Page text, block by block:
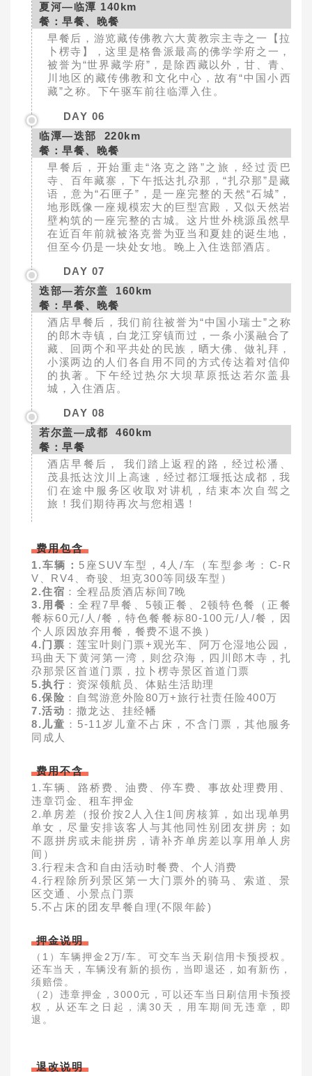
夏河—临潭 140km
餐：早餐、晚餐
早餐后，游览藏传佛教六大黄教宗主寺之一【拉
卜楞寺】，这里是格鲁派最高的佛学学府之一，
被誉为“世界藏学府”，是除西藏以外，甘、青、
川地区的藏传佛教和文化中心，故有“中国小西
藏”之称。下午驱车前往临潭入住。
DAY 06
临潭—迭部 220km
餐：早餐、晚餐
早餐后，开始重走“洛克之路”之旅，经过贡巴
寺、百年藏寨，下午抵达扎尕那，“扎尕那”是藏
语，意为“石匣子”，是一座完整的天然“石城”，
地形既像一座规模宏大的巨型宫殿，又似天然岩
壁构筑的一座完整的古城。这片世外桃源虽然早
在近百年前就被洛克誉为亚当和夏娃的诞生地，
但至今仍是一块处女地。晚上入住迭部酒店。
DAY 07
迭部—若尔盖 160km
餐：早餐、晚餐
酒店早餐后，我们前往被誉为“中国小瑞士”之称
的郎木寺镇，白龙江穿镇而过，一条小溪融合了
藏、回两个和平共处的民族，晒大佛、做礼拜，
小溪两边的人们各自用不同的方式传达着对信仰
的执著。下午经过热尔大坝草原抵达若尔盖县
城，入住酒店。
DAY 08
若尔盖—成都 460km
餐：早餐
酒店早餐后， 我们踏上返程的路，经过松潘、
茂县抵达汶川上高速，经过都江堰抵达成都，我
们在途中服务区收取对讲机，结束本次自驾之
旅！我们期待再次与您相遇！
费用包含
1.车辆： 5座SUV车型，4人/车（车型参考：C-R
V、RV4、奇骏、坦克300等同级车型）
2.住宿 ：全程品质酒店标间7晚
3.用餐 ：全程7早餐、5顿正餐、2顿特色餐（正餐
餐标60元/人/餐，特色餐餐标80-100元/人/餐，因
个人原因放弃用餐，餐费不退不换）
4.门票 ：莲宝叶则门票+观光车、阿万仓湿地公园，
玛曲天下黄河第一湾，则岔尕海，四川郎木寺，扎
尕那景区首道门票，拉卜楞寺景区首道门票
5.执行 ：资深领航员、体贴生活助理
6.保险 ：自驾游意外险80万+旅行社责任险400万
7.活动 ：撒龙达、挂经幡
8.儿童 ：5-11岁儿童不占床，不含门票，其他服务
同成人
费用不含
1.车辆、路桥费、油费、停车费、事故处理费用、
违章罚金、租车押金
2.单房差（报价按2人入住1间房核算，如出现单男
单女，尽量安排该客人与其他同性别团友拼房；如
不愿拼房或未能拼房，请补齐单房差以享用单人房
间）
3.行程未含和自由活动时餐费、个人消费
4.行程除所列景区第一大门票外的骑马、索道、景
区交通、小景点门票
5.不占床的团友早餐自理(不限年龄)
押金说明
（1）车辆押金2万/车。可交车当天刷信用卡预授权。
还车当天，车辆没有新的损伤，当即退还，如有新伤，
须赔偿。
（2）违章押金，3000元，可以还车当日刷信用卡预授
权，从还车之日起，满30天，用车期间无违章，即
退。
退改说明